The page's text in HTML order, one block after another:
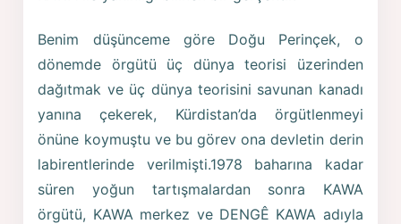
Benim düşünceme göre Doğu Perinçek, o
dönemde örgütü üç dünya teorisi üzerinden
dağıtmak ve üç dünya teorisini savunan kanadı
yanına çekerek, Kürdistan’da örgütlenmeyi
önüne koymuştu ve bu görev ona devletin derin
labirentlerinde verilmişti.1978 baharına kadar
süren yoğun tartışmalardan sonra KAWA
örgütü, KAWA merkez ve DENGÊ KAWA adıyla